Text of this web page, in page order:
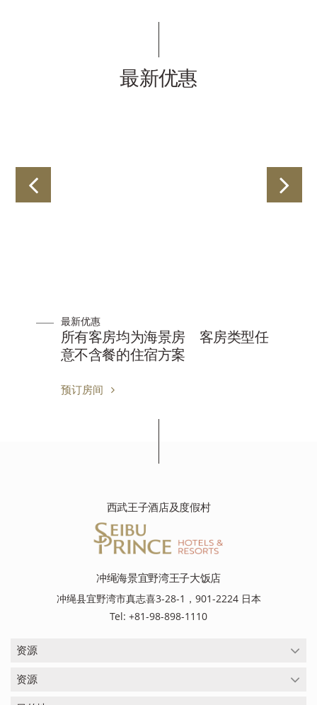
最新优惠
最新优惠
所有客房均为海景房 客房类型任
意不含餐的住宿方案
预订房间
西武王子酒店及度假村
冲绳海景宜野湾王子大饭店
冲绳县宜野湾市真志喜3-28-1，901-2224 日本
Tel: +81-98-898-1110
资源
资源